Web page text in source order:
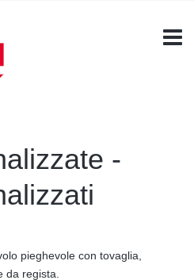
-
pieghevole con tovaglia,
da regista.